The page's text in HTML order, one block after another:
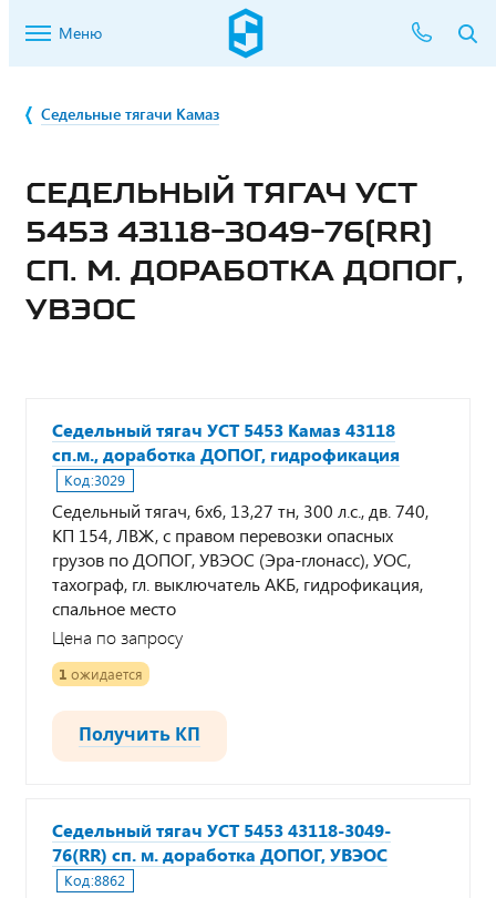
Меню
Седельные тягачи Камаз
СЕДЕЛЬНЫЙ ТЯГАЧ УСТ
5453 43118-3049-76(RR)
СП. М. ДОРАБОТКА ДОПОГ,
УВЭОС
Седельный тягач УСТ 5453 Камаз 43118
сп.м., доработка ДОПОГ, гидрофикация
Код:3029
Седельный тягач, 6х6, 13,27 тн, 300 л.с., дв. 740,
КП 154, ЛВЖ, с правом перевозки опасных
грузов по ДОПОГ, УВЭОС (Эра-глонасс), УОС,
тахограф, гл. выключатель АКБ, гидрофикация,
спальное место
Цена по запросу
1 ожидается
Получить КП
Седельный тягач УСТ 5453 43118-3049-
76(RR) сп. м. доработка ДОПОГ, УВЭОС
Код:8862